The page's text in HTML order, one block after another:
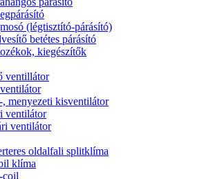
(légtisztító-párásító)
betétes párásító
kiegészítők
ventillátor
menyezeti kisventilátor
ventilátor
ventilátor
oldalfali splitklíma
klíma
coil